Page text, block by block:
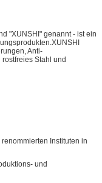
"XUNSHI" genannt - ist ein
Anti-
Stahl und
Instituten in
und